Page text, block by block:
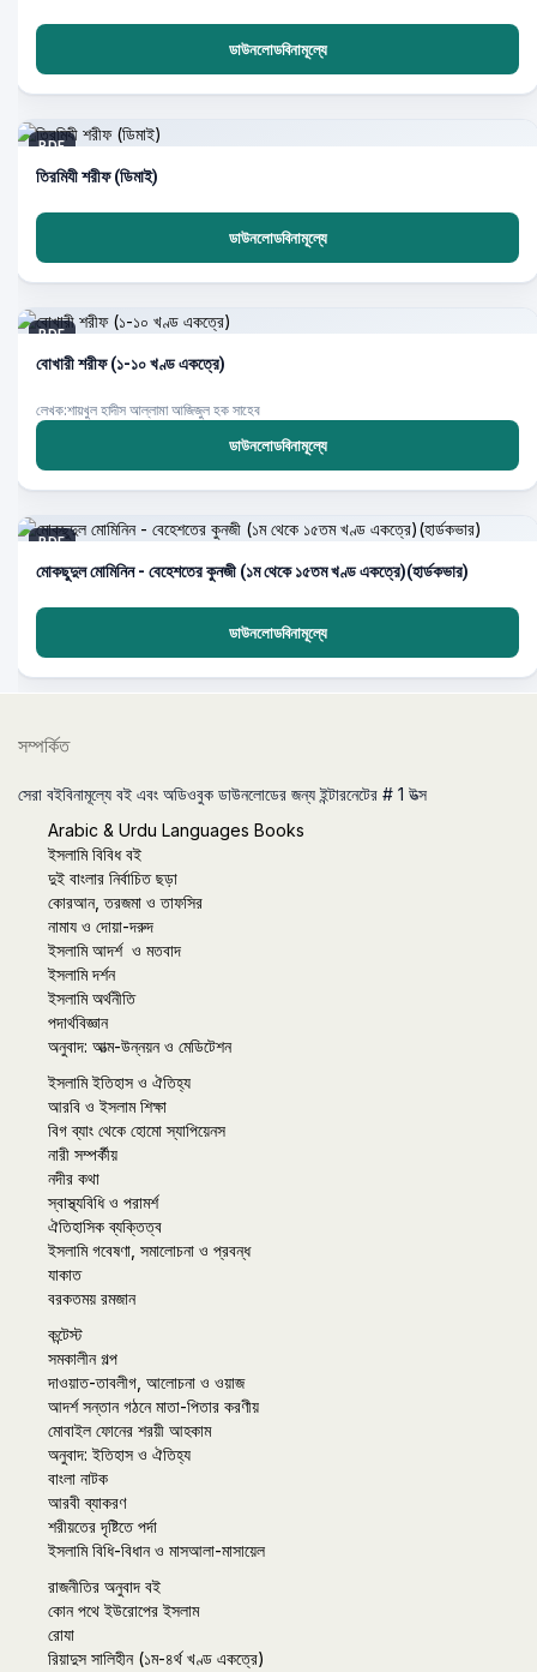
ডাউনলোডবিনামূল্যে
PDF
তিরমিযী শরীফ (ডিমাই)
ডাউনলোডবিনামূল্যে
PDF
বোখারী শরীফ (১-১০ খণ্ড একত্রে)
লেখক:শায়খুল হাদীস আল্লামা আজিজুল হক সাহেব
ডাউনলোডবিনামূল্যে
PDF
মোকছুদুল মোমিনিন - বেহেশতের কুনজী (১ম থেকে ১৫তম খণ্ড একত্রে)(হার্ডকভার)
ডাউনলোডবিনামূল্যে
সম্পর্কিত
সেরা বইবিনামূল্যে বই এবং অডিওবুক ডাউনলোডের জন্য ইন্টারনেটের # 1 উত্স
Arabic & Urdu Languages Books
ইসলামি বিবিধ বই
দুই বাংলার নির্বাচিত ছড়া
কোরআন, তরজমা ও তাফসির
নামায ও দোয়া-দরুদ
ইসলামি আদর্শ ও মতবাদ
ইসলামি দর্শন
ইসলামি অর্থনীতি
পদার্থবিজ্ঞান
অনুবাদ: আত্ম-উন্নয়ন ও মেডিটেশন
ইসলামি ইতিহাস ও ঐতিহ্য
আরবি ও ইসলাম শিক্ষা
বিগ ব্যাং থেকে হোমো স্যাপিয়েনস
নারী সম্পর্কীয়
নদীর কথা
স্বাস্থ্যবিধি ও পরামর্শ
ঐতিহাসিক ব্যক্তিত্ব
ইসলামি গবেষণা, সমালোচনা ও প্রবন্ধ
যাকাত
বরকতময় রমজান
কন্টেস্ট
সমকালীন গল্প
দাওয়াত-তাবলীগ, আলোচনা ও ওয়াজ
আদর্শ সন্তান গঠনে মাতা-পিতার করণীয়
মোবাইল ফোনের শরয়ী আহকাম
অনুবাদ: ইতিহাস ও ঐতিহ্য
বাংলা নাটক
আরবী ব্যাকরণ
শরীয়তের দৃষ্টিতে পর্দা
ইসলামি বিধি-বিধান ও মাসআলা-মাসায়েল
রাজনীতির অনুবাদ বই
কোন পথে ইউরোপের ইসলাম
রোযা
রিয়াদুস সালিহীন (১ম-৪র্থ খণ্ড একত্রে)